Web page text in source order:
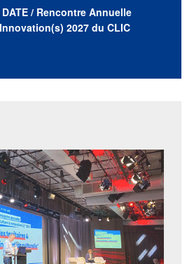
DATE / Rencontre Annuelle
2027 du CLIC